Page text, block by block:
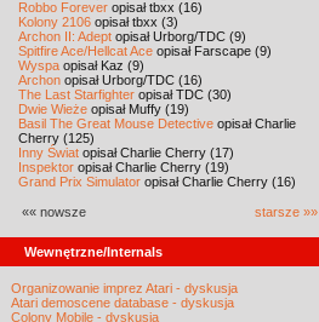
Robbo Forever opisał tbxx (16)
Kolony 2106 opisał tbxx (3)
Archon II: Adept opisał Urborg/TDC (9)
Spitfire Ace/Hellcat Ace opisał Farscape (9)
Wyspa opisał Kaz (9)
Archon opisał Urborg/TDC (16)
The Last Starfighter opisał TDC (30)
Dwie Wieże opisał Muffy (19)
Basil The Great Mouse Detective opisał Charlie
Cherry (125)
Inny Świat opisał Charlie Cherry (17)
Inspektor opisał Charlie Cherry (19)
Grand Prix Simulator opisał Charlie Cherry (16)
«« nowsze starsze »»
Wewnętrzne/Internals
Organizowanie imprez Atari - dyskusja
Atari demoscene database - dyskusja
Colony Mobile - dyskusja